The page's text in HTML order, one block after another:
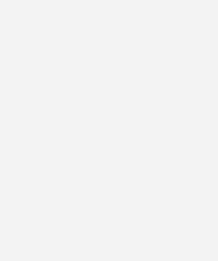
einfachen Bedienstrategie schnell
Frage nach Temperaturabsenkung
Rückkehr wieder eine warme
Komfort, der trotz
sein soll, spielt eine
auf die Möglichkeit eines
der Programmierung, mit dem
automatischen Schaltpunkt
mal früher als erwartet nach